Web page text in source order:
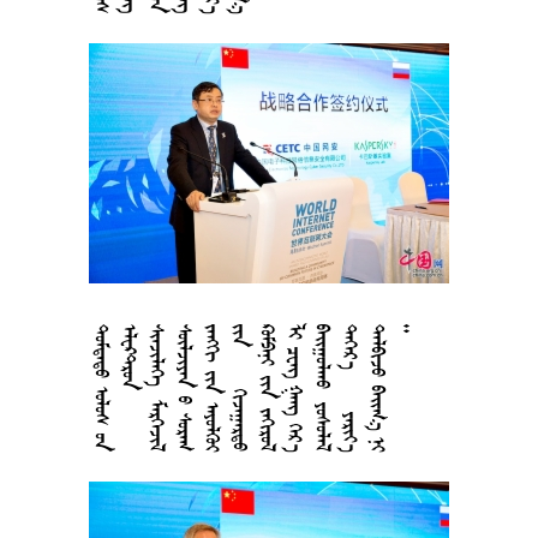




















































































































































 